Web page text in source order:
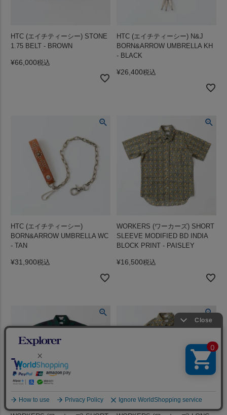
HTC (エイチティーシー) STONE
1.75 BELT - BROWN
¥66,000税込
HTC (エイチティーシー) N&J
BORN&ARROW UMBRELLA KH
- BLACK
¥26,400税込
HTC (エイチティーシー)
BORN&ARROW UMBRELLA WC
- TAN
¥31,900税込
WORKERS (ワーカーズ) SHORT
SLEEVE MODIFIED BD INDIA
BLOCK PRINT - PAISLEY
¥16,500税込